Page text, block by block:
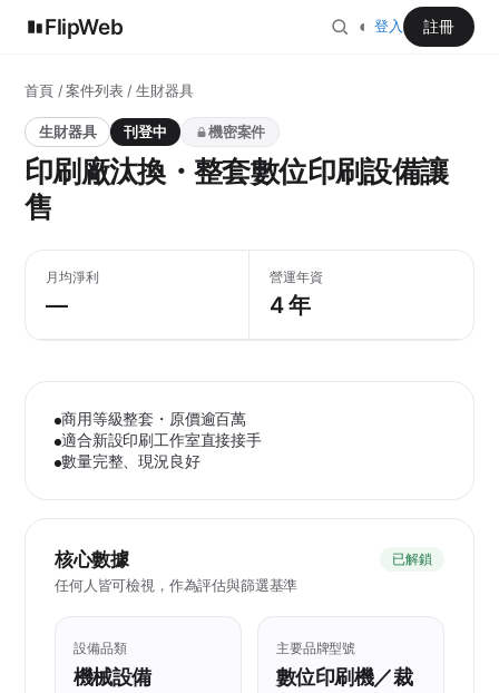
FlipWeb ◐ 登入 註冊
首頁/案件列表/ 生財器具
生財器具 刊登中 機密案件
印刷廠汰換・整套數位印刷設備讓
售
月均淨利
—
營運年資
4 年
商用等級整套・原價逾百萬
適合新設印刷工作室直接接手
數量完整、現況良好
核心數據 已解鎖
任何人皆可檢視，作為評估與篩選基準
設備品類
機械設備
主要品牌型號
數位印刷機／裁